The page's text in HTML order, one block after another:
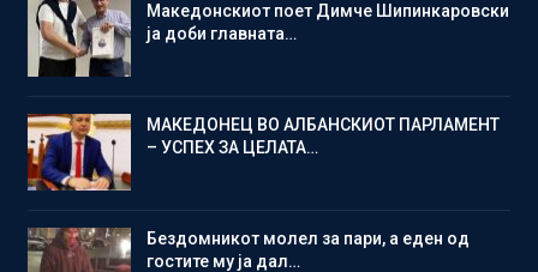
Македонскиот поет Димче Шипинкаровски
ја доби главната…
МАКЕДОНЕЦ ВО АЛБАНСКИОТ ПАРЛАМЕНТ
– УСПЕХ ЗА ЦЕЛАТА…
Бездомникот молел за пари, а еден од
гостите му ја дал…